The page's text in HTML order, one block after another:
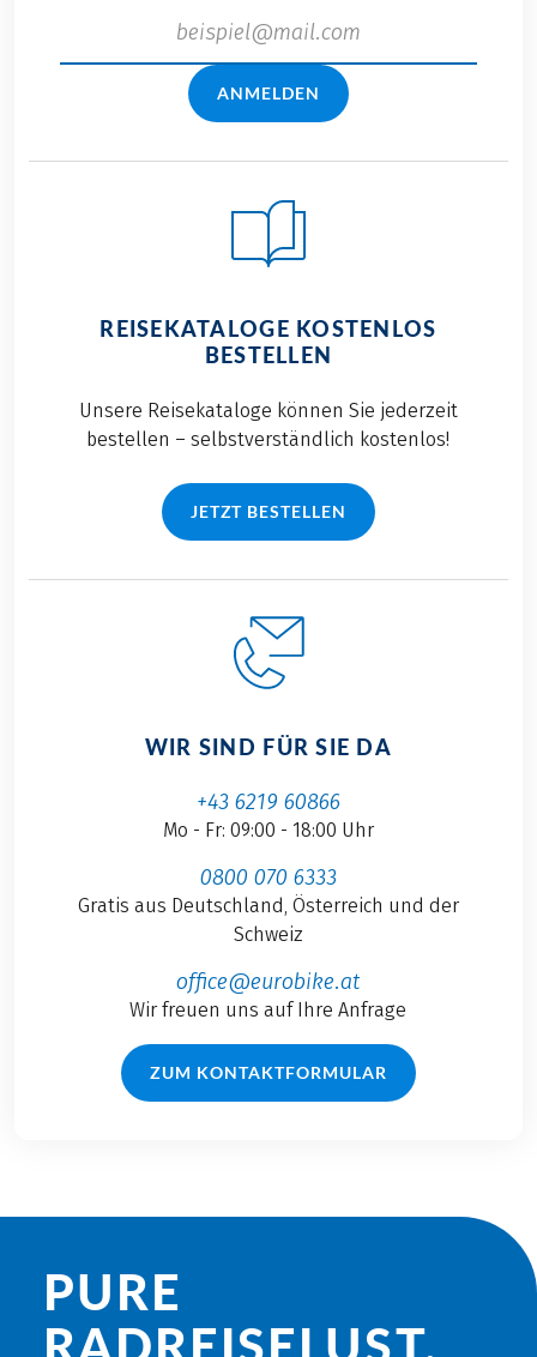
ANMELDEN
REISEKATALOGE KOSTENLOS
BESTELLEN
Unsere Reisekataloge können Sie jederzeit
bestellen – selbstverständlich kostenlos!
JETZT BESTELLEN
WIR SIND FÜR SIE DA
+43 6219 60866
Mo - Fr: 09:00 - 18:00 Uhr
0800 070 6333
Gratis aus Deutschland, Österreich und der
Schweiz
office@eurobike.at
Wir freuen uns auf Ihre Anfrage
ZUM KONTAKTFORMULAR
PURE